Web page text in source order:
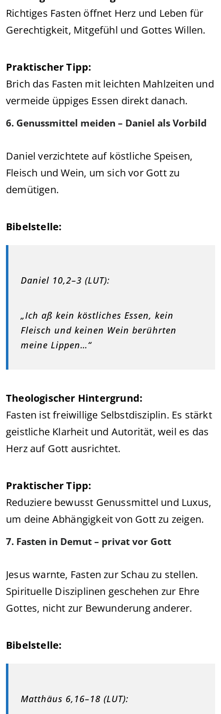
Richtiges Fasten öffnet Herz und Leben für
Gerechtigkeit, Mitgefühl und Gottes Willen.
Praktischer Tipp:
Brich das Fasten mit leichten Mahlzeiten und
vermeide üppiges Essen direkt danach.
6. Genussmittel meiden – Daniel als Vorbild
Daniel verzichtete auf köstliche Speisen,
Fleisch und Wein, um sich vor Gott zu
demütigen.
Bibelstelle:
Daniel 10,2–3 (LUT):
„Ich aß kein köstliches Essen, kein
Fleisch und keinen Wein berührten
meine Lippen…“
Theologischer Hintergrund:
Fasten ist freiwillige Selbstdisziplin. Es stärkt
geistliche Klarheit und Autorität, weil es das
Herz auf Gott ausrichtet.
Praktischer Tipp:
Reduziere bewusst Genussmittel und Luxus,
um deine Abhängigkeit von Gott zu zeigen.
7. Fasten in Demut – privat vor Gott
Jesus warnte, Fasten zur Schau zu stellen.
Spirituelle Disziplinen geschehen zur Ehre
Gottes, nicht zur Bewunderung anderer.
Bibelstelle:
Matthäus 6,16–18 (LUT):